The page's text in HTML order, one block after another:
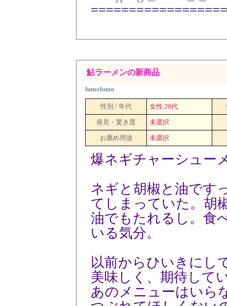
鮎ラーメンの新商品
fumofumo
性別 / 年代 女性 20代
発見・驚き度 未選択
お薦め用途 未選択
爆ネギチャーシュー
ネギと胡椒と油です
てしまっていた。胡
油でもたれるし。食
いる気分。
以前からひいきにし
美味しく、期待して
あのメニューはいら